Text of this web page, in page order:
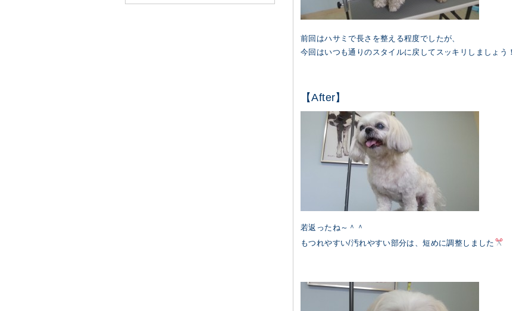
前回はハサミで長さを整える程度でしたが、
今回はいつも通りのスタイルに戻してスッキリしましょう！
【After】
若返ったね～＾＾
もつれやすい/汚れやすい部分は、短めに調整しました